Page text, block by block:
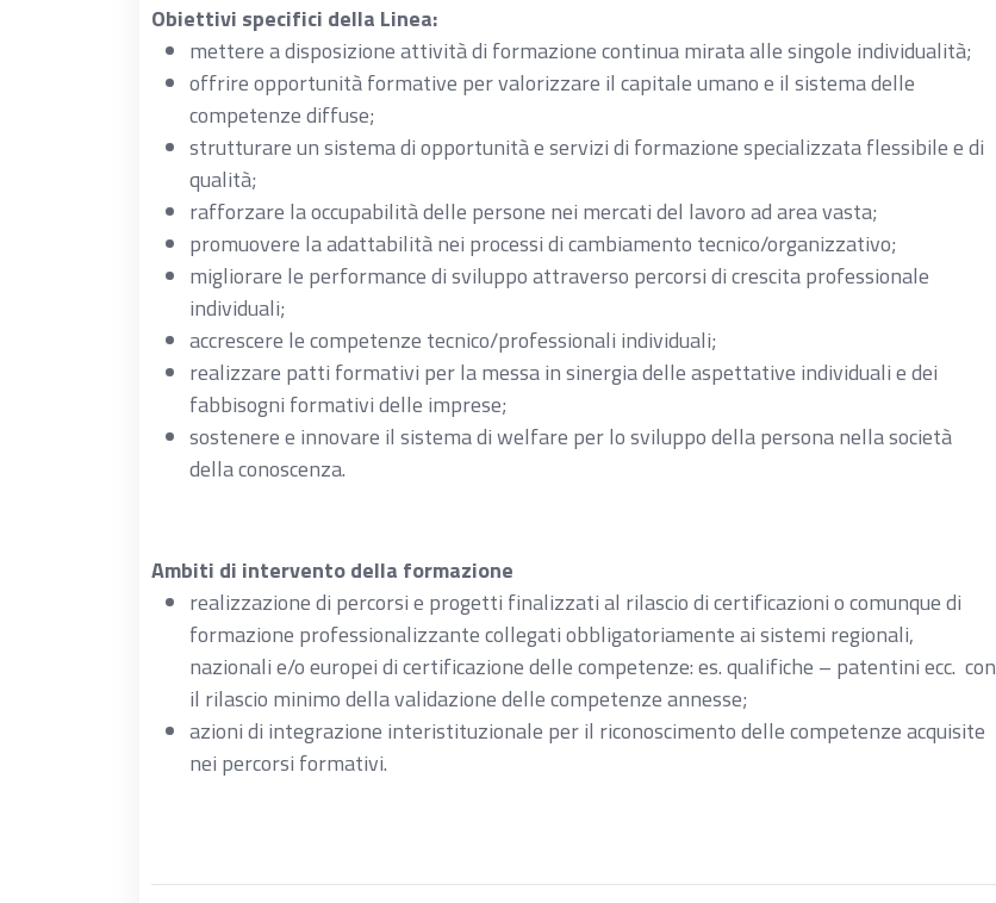
Obiettivi specifici della Linea:
mettere a disposizione attività di formazione continua mirata alle singole individualità;
offrire opportunità formative per valorizzare il capitale umano e il sistema delle
competenze diffuse;
strutturare un sistema di opportunità e servizi di formazione specializzata flessibile e di
qualità;
rafforzare la occupabilità delle persone nei mercati del lavoro ad area vasta;
promuovere la adattabilità nei processi di cambiamento tecnico/organizzativo;
migliorare le performance di sviluppo attraverso percorsi di crescita professionale
individuali;
accrescere le competenze tecnico/professionali individuali;
realizzare patti formativi per la messa in sinergia delle aspettative individuali e dei
fabbisogni formativi delle imprese;
sostenere e innovare il sistema di welfare per lo sviluppo della persona nella società
della conoscenza.
Ambiti di intervento della formazione
realizzazione di percorsi e progetti finalizzati al rilascio di certificazioni o comunque di
formazione professionalizzante collegati obbligatoriamente ai sistemi regionali,
nazionali e/o europei di certificazione delle competenze: es. qualifiche – patentini ecc. con
il rilascio minimo della validazione delle competenze annesse;
azioni di integrazione interistituzionale per il riconoscimento delle competenze acquisite
nei percorsi formativi.